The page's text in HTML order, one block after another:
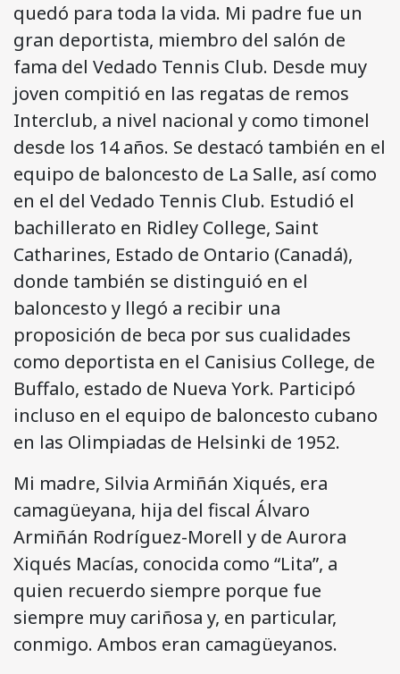
quedó para toda la vida. Mi padre fue un
gran deportista, miembro del salón de
fama del Vedado Tennis Club. Desde muy
joven compitió en las regatas de remos
Interclub, a nivel nacional y como timonel
desde los 14 años. Se destacó también en el
equipo de baloncesto de La Salle, así como
en el del Vedado Tennis Club. Estudió el
bachillerato en Ridley College, Saint
Catharines, Estado de Ontario (Canadá),
donde también se distinguió en el
baloncesto y llegó a recibir una
proposición de beca por sus cualidades
como deportista en el Canisius College, de
Buffalo, estado de Nueva York. Participó
incluso en el equipo de baloncesto cubano
en las Olimpiadas de Helsinki de 1952.
Mi madre, Silvia Armiñán Xiqués, era
camagüeyana, hija del fiscal Álvaro
Armiñán Rodríguez-Morell y de Aurora
Xiqués Macías, conocida como “Lita”, a
quien recuerdo siempre porque fue
siempre muy cariñosa y, en particular,
conmigo. Ambos eran camagüeyanos.